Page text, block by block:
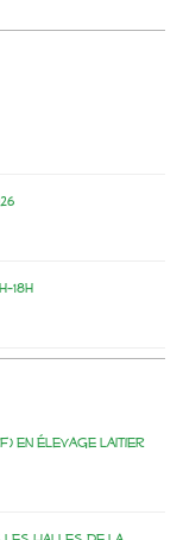
18h
en élevage laitier